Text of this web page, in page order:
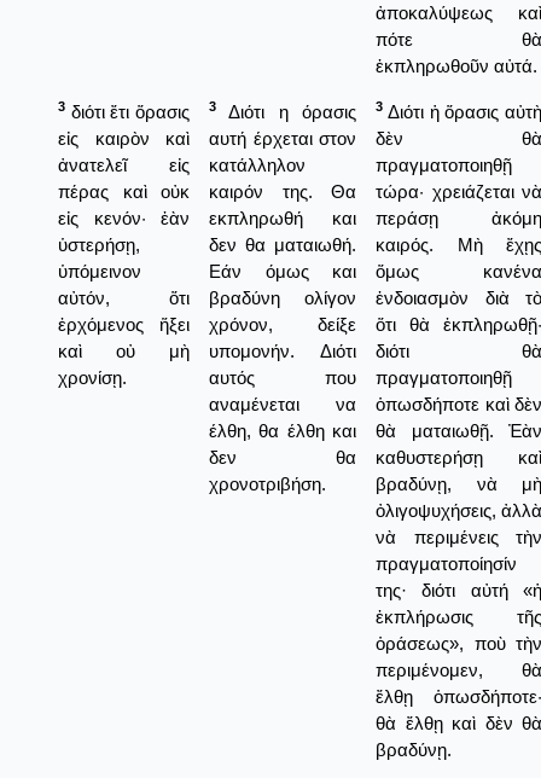
ἀποκαλύψεως καὶ
πότε θὰ
ἐκπληρωθοῦν αὐτά.
3 διότι ἔτι ὅρασις
εἰς καιρὸν καὶ
ἀνατελεῖ εἰς
πέρας καὶ οὐκ
εἰς κενόν· ἐὰν
ὑστερήσῃ,
ὑπόμεινον
αὐτόν, ὅτι
ἐρχόμενος ἥξει
καὶ οὐ μὴ
χρονίσῃ.
3
Διότι η όρασις
αυτή έρχεται στον
κατάλληλον
καιρόν της. Θα
εκπληρωθή και
δεν θα ματαιωθή.
Εάν όμως και
βραδύνη ολίγον
χρόνον, δείξε
υπομονήν. Διότι
αυτός που
αναμένεται να
έλθη, θα έλθη και
δεν θα
χρονοτριβήση.
3 Διότι ἡ ὅρασις αὐτὴ
δὲν θὰ
πραγματοποιηθῇ
τώρα· χρειάζεται νὰ
περάσῃ ἀκόμη
καιρός. Μὴ ἔχῃς
ὅμως κανένα
ἐνδοιασμὸν διὰ τὸ
ὅτι θὰ ἐκπληρωθῇ·
διότι θὰ
πραγματοποιηθῇ
ὁπωσδήποτε καὶ δὲν
θὰ ματαιωθῇ. Ἐὰν
καθυστερήσῃ καὶ
βραδύνῃ, νὰ μὴ
ὀλιγοψυχήσεις, ἀλλὰ
νὰ περιμένεις τὴν
πραγματοποίησίν
της· διότι αὐτή «ἡ
ἐκπλήρωσις τῆς
ὁράσεως», ποὺ τὴν
περιμένομεν, θὰ
ἔλθῃ ὁπωσδήποτε·
θὰ ἔλθῃ καὶ δὲν θὰ
βραδύνῃ.